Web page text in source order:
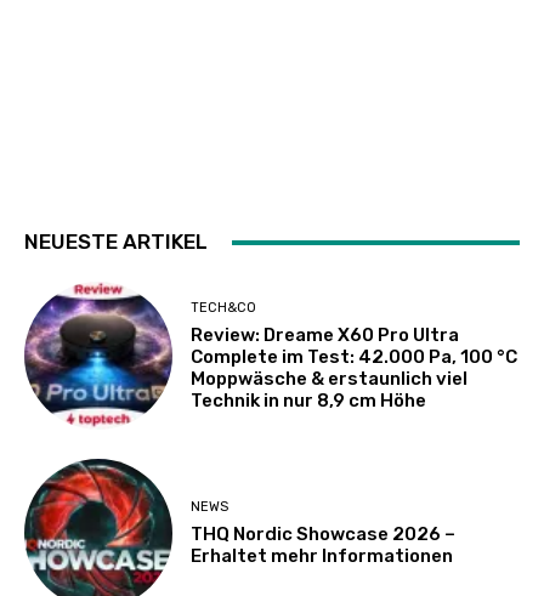
NEUESTE ARTIKEL
TECH&CO
Review: Dreame X60 Pro Ultra
Complete im Test: 42.000 Pa, 100 °C
Moppwäsche & erstaunlich viel
Technik in nur 8,9 cm Höhe
NEWS
THQ Nordic Showcase 2026 –
Erhaltet mehr Informationen